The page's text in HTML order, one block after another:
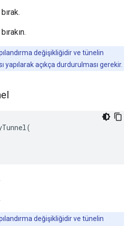
değişikliğidir ve tünelin
yapılarak açıkça durdurulması gerekir.
değişikliğidir ve tünelin